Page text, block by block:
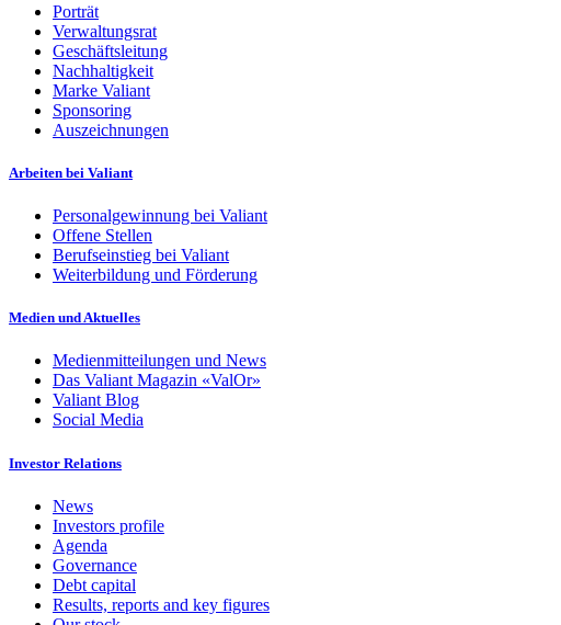
Porträt
Verwaltungsrat
Geschäftsleitung
Nachhaltigkeit
Marke Valiant
Sponsoring
Auszeichnungen
Arbeiten bei Valiant
Personalgewinnung bei Valiant
Offene Stellen
Berufseinstieg bei Valiant
Weiterbildung und Förderung
Medien und Aktuelles
Medienmitteilungen und News
Das Valiant Magazin «ValOr»
Valiant Blog
Social Media
Investor Relations
News
Investors profile
Agenda
Governance
Debt capital
Results, reports and key figures